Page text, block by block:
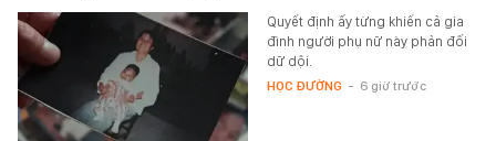
Quyết định ấy từng khiến cả gia
đình người phụ nữ này phản đối
dữ dội.
HỌC ĐƯỜNG - 6 giờ trước